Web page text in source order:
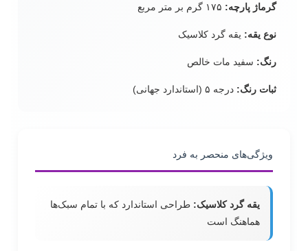
گرماژ پارچه:
نوع یقه: یقه گرد کلاسیک
رنگ: سفید مات خالص
ثبات رنگ: درجه ۵ (استاندارد جهانی)
ویژگی‌های منحصر به فرد
یقه گرد کلاسیک: طراحی استاندارد که با تمام سبک‌ها
هماهنگ است